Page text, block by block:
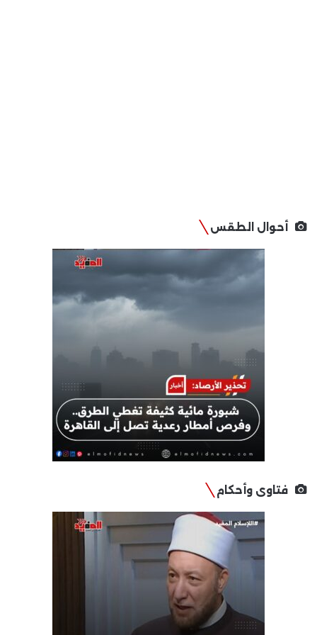
أحوال الطقس
فتاوى وأحكام